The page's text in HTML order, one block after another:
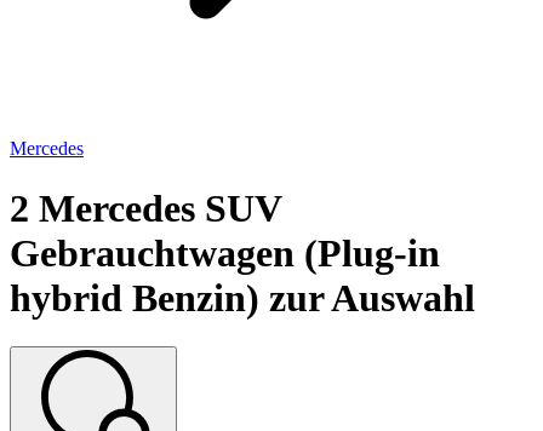
Mercedes
2 Mercedes SUV
Gebrauchtwagen (Plug-in
hybrid Benzin) zur Auswahl